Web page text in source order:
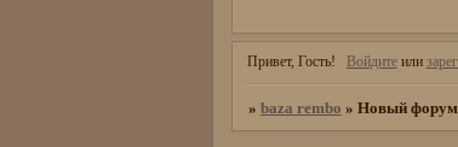
Привет, Гость! Войдитеили
» baza rembo » Новый форум